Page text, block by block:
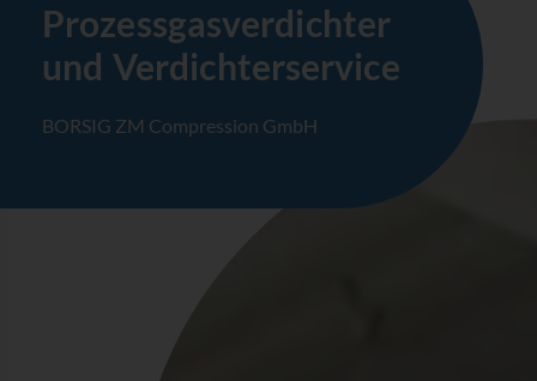
Prozessgas­­verdichter
und Verdichterservice
BORSIG ZM Compression GmbH